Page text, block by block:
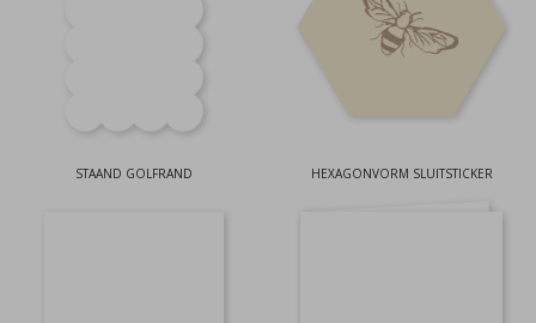
STAAND GOLFRAND HEXAGONVORM SLUITSTICKER